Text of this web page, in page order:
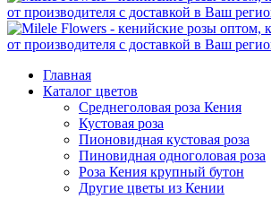
Главная
Каталог цветов
Среднеголовая роза Кения
Кустовая роза
Пионовидная кустовая роза
Пиновидная одноголовая роза
Роза Кения крупный бутон
Другие цветы из Кении